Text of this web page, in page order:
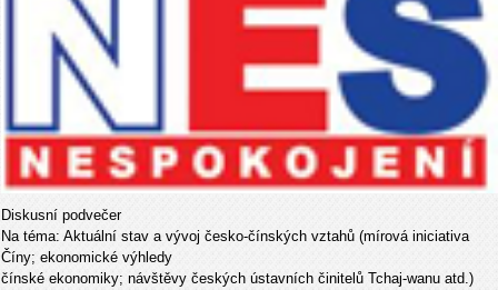
Diskusní podvečer
Na téma: Aktuální stav a vývoj česko-čínských vztahů (mírová iniciativa
Číny; ekonomické výhledy
čínské ekonomiky; návštěvy českých ústavních činitelů Tchaj-wanu atd.)